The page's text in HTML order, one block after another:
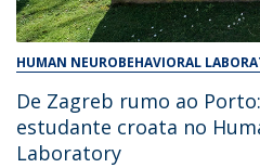
HUMAN NEUROBEHAVIORAL
De Zagreb rumo ao
estudante croata no
Laboratory